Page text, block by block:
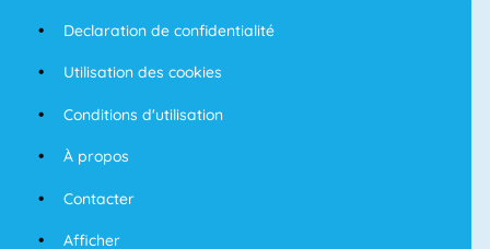
Declaration de confidentialité
Utilisation des cookies
Conditions d'utilisation
À propos
Contacter
Afficher